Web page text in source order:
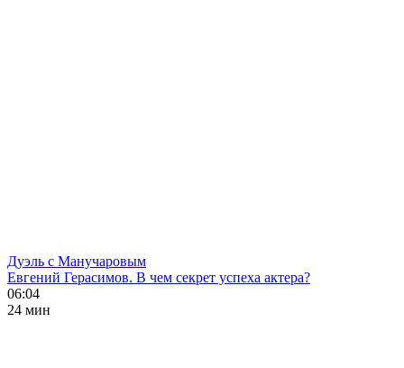
Дуэль с Манучаровым
Евгений Герасимов. В чем секрет успеха актера?
06:04
24 мин